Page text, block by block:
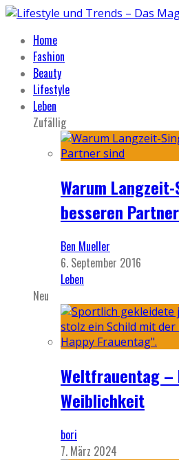
Home
Fashion
Beauty
Lifestyle
Leben
Zufällig
Warum
besseren
Ben Mueller
6. September 2016
Leben
Neu
Weltfrauentag –
Weiblichkeit
bori
7. März 2024